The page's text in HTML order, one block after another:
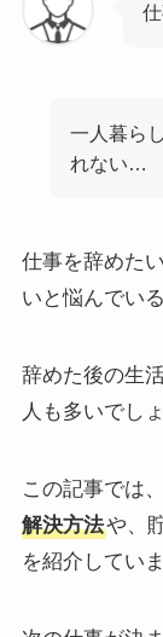
一人暮ら
れない…
仕事を辞めた
いと悩んでい
辞めた後の生
人も多いでしょ
この記事では、
解決方法や、
を紹介していま